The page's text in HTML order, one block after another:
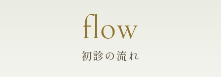
flow
初診の流れ